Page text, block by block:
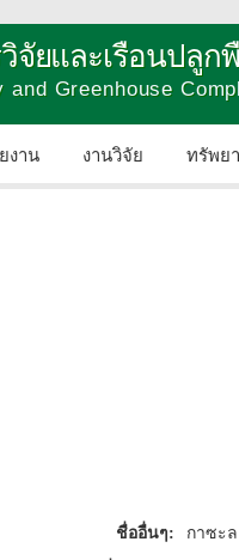
จัยและเรือนปลูก
and Greenhouse
งาน งานวิจัย ทรัพย
ชื่ออื่นๆ: กาซะ